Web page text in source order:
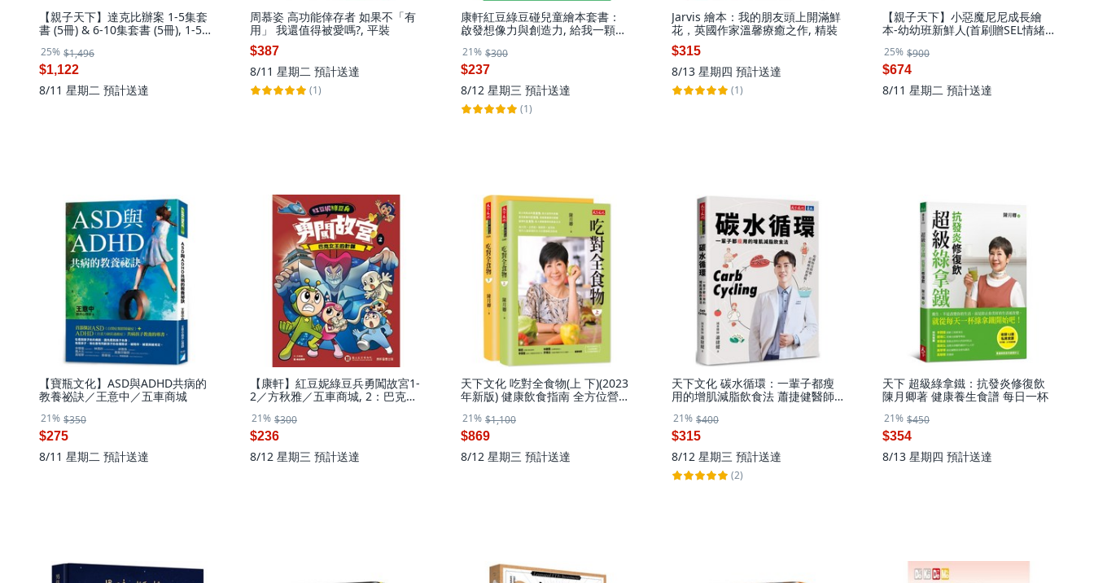
【親子天下】達克比辦案 1-5集套
書 (5冊) & 6-10集套書 (5冊), 1-5
25% $1,496
$1,122
8/11 星期二 預計送達
周慕姿 高功能倖存者 如果不「有
用」 我還值得被愛嗎?, 平裝
$387
8/11 星期二 預計送達
(1)
康軒紅豆綠豆碰兒童繪本套書：
啟發想像力與創造力, 給我一顆聰
21% $300
$237
8/12 星期三 預計送達
(1)
Jarvis 繪本：我的朋友頭上開滿鮮
花，英國作家溫馨療癒之作, 精裝
$315
8/13 星期四 預計送達
(1)
【親子天下】小惡魔尼尼成長繪
本-幼幼班新鮮人(首刷贈SEL情緒
25% $900
$674
8/11 星期二 預計送達
【寶瓶文化】ASD與ADHD共病的
教養祕訣／王意中／五車商城
21% $350
$275
8/11 星期二 預計送達
【康軒】紅豆妮綠豆兵勇闖故宮1-
2／方秋雅／五車商城, 2：巴克女
21% $300
$236
8/12 星期三 預計送達
天下文化 吃對全食物(上 下)(2023
年新版) 健康飲食指南 全方位營養
21% $1,100
$869
8/12 星期三 預計送達
天下文化 碳水循環：一輩子都瘦
用的增肌減脂飲食法 蕭捷健醫師
21% $400
$315
8/12 星期三 預計送達
(2)
天下 超級綠拿鐵：抗發炎修復飲
陳月卿著 健康養生食譜 每日一杯
21% $450
$354
8/13 星期四 預計送達